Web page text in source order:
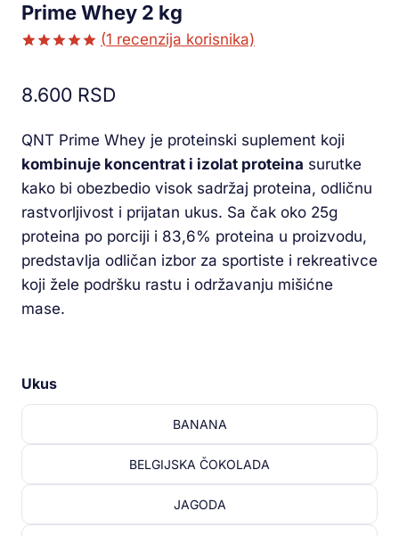
Prime Whey 2 kg
na osnovu
ocene
(1 recenzija korisnika)
8.600 RSD
QNT Prime Whey je proteinski suplement koji
kombinuje koncentrat i izolat proteina surutke
kako bi obezbedio visok sadržaj proteina, odličnu
rastvorljivost i prijatan ukus. Sa čak oko 25g
proteina po porciji i 83,6% proteina u proizvodu,
predstavlja odličan izbor za sportiste i rekreativce
koji žele podršku rastu i održavanju mišićne
mase.
Ukus
BANANA
BELGIJSKA ČOKOLADA
JAGODA